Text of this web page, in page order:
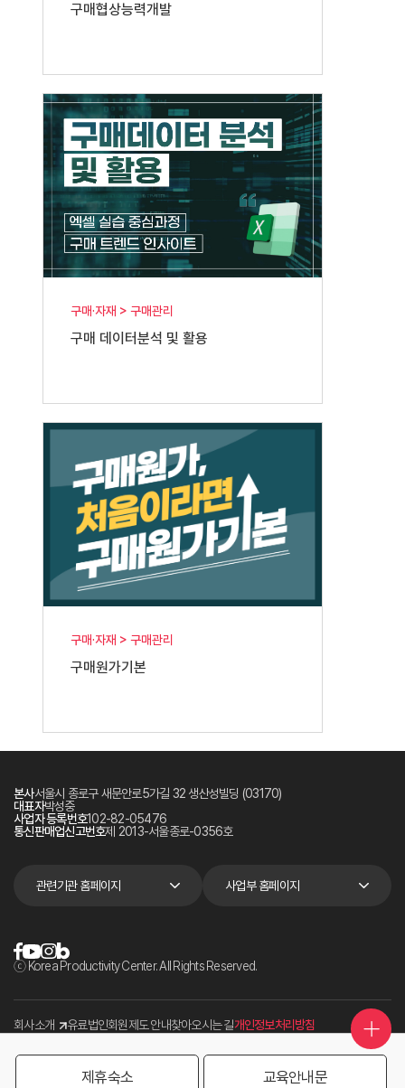
제휴숙소 교육안내문
구매협상능력개발
구매·자재 > 구매관리
구매 데이터분석 및 활용
구매·자재 > 구매관리
구매원가기본
본사서울시 종로구 새문안로5가길 32 생산성빌딩 (03170)
대표자박성중
사업자 등록번호102-82-05476
통신판매업신고번호제 2013-서울종로-0356호
관련기관 홈페이지 사업부 홈페이지
ⓒ Korea Productivity Center. All Rights Reserved.
회사소개 유료법인회원제도 안내찾아오시는 길개인정보처리방침